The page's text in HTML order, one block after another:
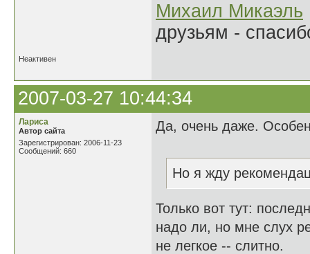
Михаил Микаэль
друзьям -
Неактивен
2007-03-27 10:44:34
Лариса
Автор сайта
Зарегистрирован: 2006-11-23
Сообщений: 660
Да, очень даже.
Но я жду
Только вот тут:
надо ли, но мне слух
не легкое -- слитно.